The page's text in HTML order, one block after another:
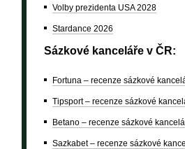
Volby prezidenta USA 2028
Stardance 2026
Sázkové kanceláře v ČR:
Fortuna – recenze sázkové
Tipsport – recenze sázkové
Betano – recenze sázkové
Sazkabet – recenze sázkové